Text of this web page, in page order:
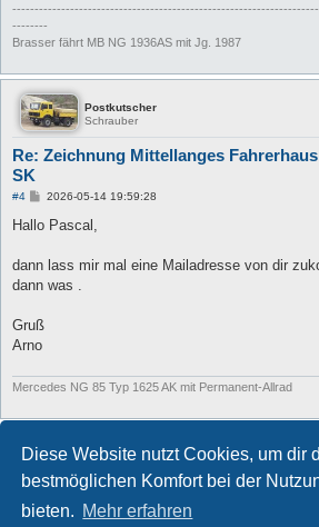
Diese Website nutzt Cookies, um dir
bestmöglichen Komfort bei der
bieten. Mehr erfahren
--------
Brasser fährt MB NG 1936AS mit Jg. 1987
Postkutscher
Schrauber
Re: Zeichnung Mittellanges
SK
#4
B
i
a
2026-05-14 19:59:28
Hallo Pascal,
dann lass mir mal eine Mailadresse von dir
dann was .
Gruß
Arno
Mercedes NG 85 Typ 1625 AK mit Permanent-Allrad
4 Beiträge • Seite1 von 1